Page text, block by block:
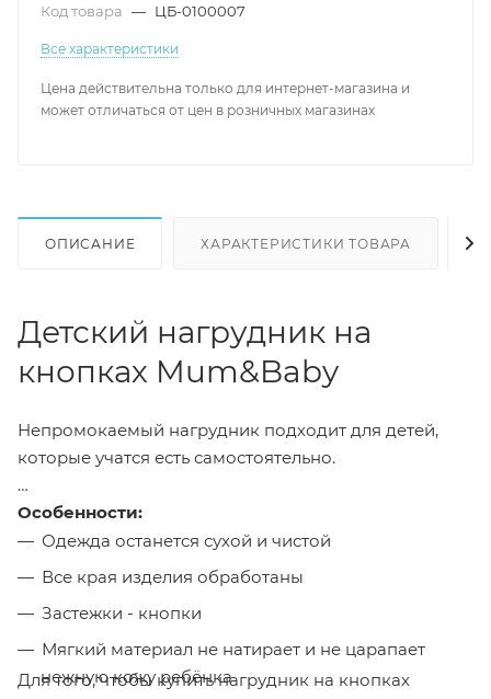
Код товара — ЦБ-0100007
Все характеристики
Цена действительна только для интернет-магазина и
может отличаться от цен в розничных магазинах
ОПИСАНИЕ ХАРАКТЕРИСТИКИ ТОВАРА
Детский нагрудник на
кнопках Mum&Baby
Непромокаемый нагрудник подходит для детей,
которые учатся есть самостоятельно.
Особенности:
Одежда останется сухой и чистой
Все края изделия обработаны
Застежки - кнопки
Мягкий материал не натирает и не царапает
нежную кожу ребёнка
Для того, чтобы купить нагрудник на кнопках